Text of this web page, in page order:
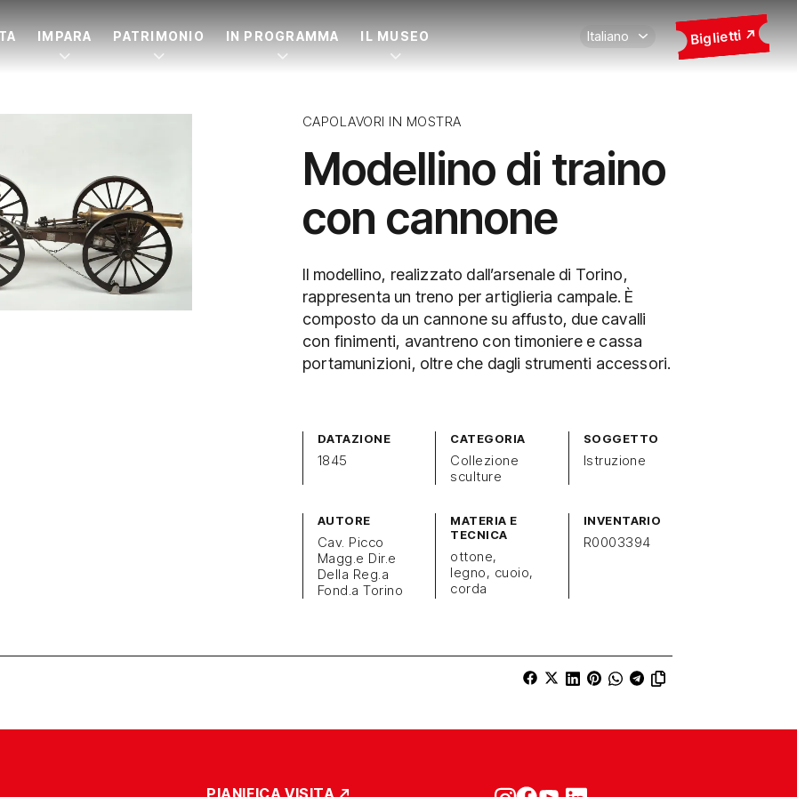
IMPARA PATRIMONIO IN PROGRAMMA IL MUSEO Biglietti
CAPOLAVORI IN MOSTRA
Modellino di traino
con cannone
Il modellino, realizzato dall’arsenale di Torino,
rappresenta un treno per artiglieria campale. È
composto da un cannone su affusto, due cavalli
con finimenti, avantreno con timoniere e cassa
portamunizioni, oltre che dagli strumenti accessori.
DATAZIONE
1845
CATEGORIA
Collezione
sculture
SOGGETTO
Istruzione
AUTORE
Cav. Picco
Magg.e Dir.e
Della Reg.a
Fond.a Torino
MATERIA E
TECNICA
ottone,
legno, cuoio,
corda
INVENTARIO
R0003394